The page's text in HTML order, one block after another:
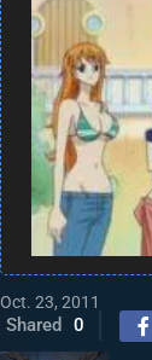
Oct. 23, 2011
Shared 0